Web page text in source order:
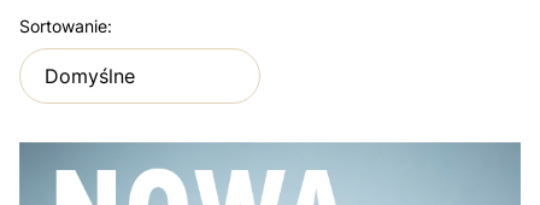
Lista produktów
Sortowanie:
Domyślne